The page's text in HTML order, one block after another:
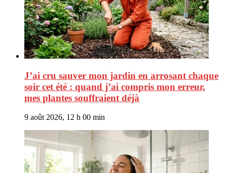
J’ai cru sauver mon jardin en arrosant chaque
soir cet été : quand j’ai compris mon erreur,
mes plantes souffraient déjà
9 août 2026, 12 h 00 min